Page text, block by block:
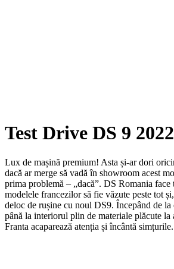
Test Drive DS 9 2022
Lux de mașină premium! Asta și-ar dori
dacă ar merge să vadă în showroom acest
prima problemă – „dacă”. DS Romania
modelele francezilor să fie văzute peste tot
deloc de rușine cu noul DS9. Începând de la
până la interiorul plin de materiale plăcute la
Franta acaparează atenția și încântă simțurile.